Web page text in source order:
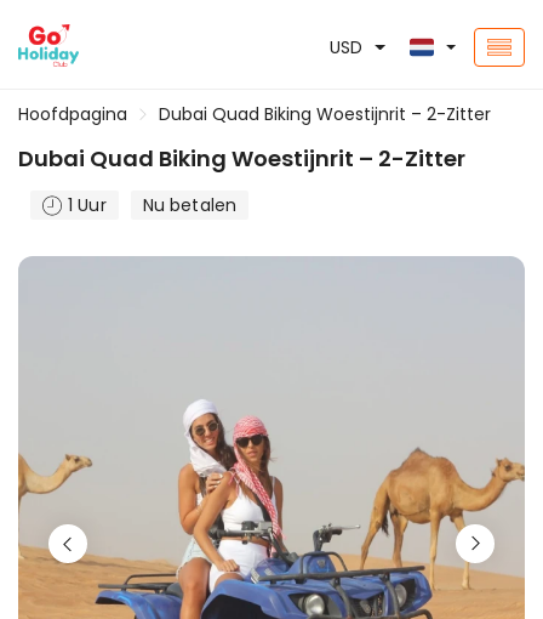
USD
Hoofdpagina Dubai Quad Biking Woestijnrit – 2-Zitter
Dubai Quad Biking Woestijnrit – 2-Zitter
1 Uur Nu betalen